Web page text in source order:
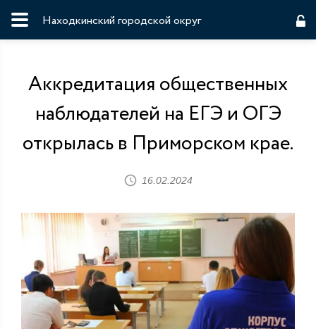
Находкинский городской округ
Аккредитация общественных
наблюдателей на ЕГЭ и ОГЭ
открылась в Приморском крае.
16.02.2024